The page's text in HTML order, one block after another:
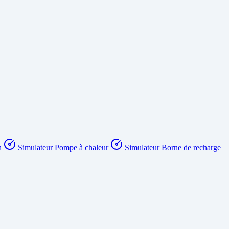
Simulateur Pompe à chaleur Simulateur Borne de recharge